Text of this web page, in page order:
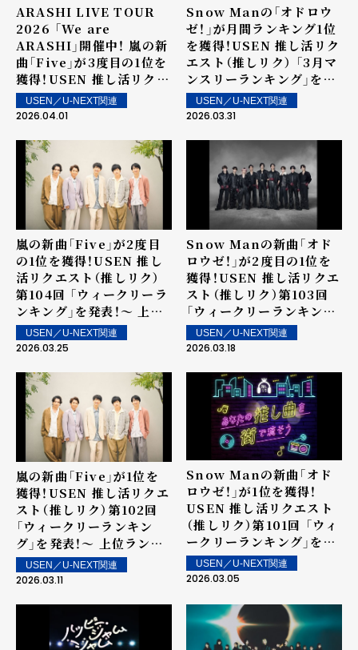
ARASHI LIVE TOUR
2026 「We are
ARASHI」開催中！ 嵐の新
曲「Five」が3度目の1位を
獲得！USEN 推し活リクエ
スト（推しリク）第105回
「ウィークリーランキン
イン楽曲は4月4日（土）よ
り街中・店内で配信
USEN／U-NEXT関連
2026.04.01
Snow Manの「オドロウ
ゼ！」が月間ランキング1位
を獲得！USEN 推し活リク
エスト（推しリク） 「3月マ
ンスリーランキング」を発
表！USEN／U-NEXT関連
2026.03.31
嵐の新曲「Five」が2度目
の1位を獲得！USEN 推し
活リクエスト（推しリク）
第104回 「ウィークリーラ
ンキング」を発表！～ 上位
ランクイン楽曲は3月28日
（土）より街中・店内で配信
USEN／U-NEXT関連
2026.03.25
Snow Manの新曲「オド
ロウゼ！」が2度目の1位を
獲得！USEN 推し活リクエ
スト（推しリク）第103回
「ウィークリーランキン
グ」を発表！～ 上位ランク
イン楽曲は3月21日（土）よ
USEN／U-NEXT関連
2026.03.18
嵐の新曲「Five」が1位を
獲得！USEN 推し活リクエ
スト（推しリク）第102回
「ウィークリーランキン
グ」を発表！～ 上位ランク
イン楽曲は3月14日（土）よ
り街中・店内で配信
USEN／U-NEXT関連
2026.03.11
Snow Manの新曲「オド
ロウゼ！」が1位を獲得！
USEN 推し活リクエスト
（推しリク）第101回 「ウィ
ークリーランキング」を発
表！～ 上位ランクイン楽曲
は3月7日（土）より街中・店
USEN／U-NEXT関連
2026.03.05